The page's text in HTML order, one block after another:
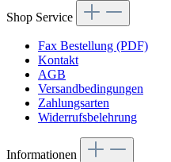
Shop Service
Fax Bestellung (PDF)
Kontakt
AGB
Versandbedingungen
Zahlungsarten
Widerrufsbelehrung
Informationen